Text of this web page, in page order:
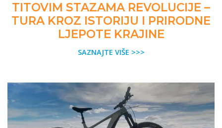
TITOVIM STAZAMA REVOLUCIJE –
TURA KROZ ISTORIJU I PRIRODNE
LJEPOTE KRAJINE
SAZNAJTE VIŠE >>>